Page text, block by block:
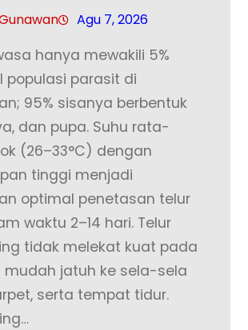
Agu 7, 2026
hanya mewakili 5%
populasi parasit di
95% sisanya berbentuk
dan pupa. Suhu rata-
(26–33°C) dengan
tinggi menjadi
optimal penetasan telur
waktu 2–14 hari. Telur
tidak melekat kuat pada
mudah jatuh ke sela-sela
serta tempat tidur.